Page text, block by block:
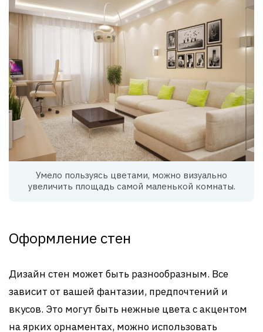
Умело пользуясь цветами, можно визуально
увеличить площадь самой маленькой комнаты.
Оформление стен
Дизайн стен может быть разнообразным. Все
зависит от вашей фантазии, предпочтений и
вкусов. Это могут быть нежные цвета с акцентом
на ярких орнаментах, можно использовать